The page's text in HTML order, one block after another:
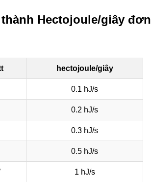
thành Hectojoule/giây đơn
hectojoule/giây
0.1 hJ/s
0.2 hJ/s
0.3 hJ/s
0.5 hJ/s
1 hJ/s